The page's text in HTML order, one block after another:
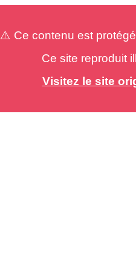
⚠️ Ce contenu est
Ce site reproduit
Visitez le site